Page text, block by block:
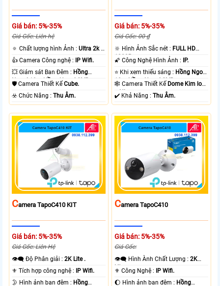
Giá bán: 5%-35%
Giá Gốc: Liên hệ
🔅 Chất lượng hình Ảnh :Ultra 2k +
.
👍 Camera Công nghệ :
IP Wifi.
💥 Giám sát Ban Đêm : Hồng
Ngoại 10m Hồng Ngoại SMD.
🛡 Camera Thiết KếCube.
️☣️ Chức Năng :Thu Âm.
Giá bán: 5%-35%
Giá Gốc: 00 ₫
🔆 Hình Ảnh Sắc nét : FULL HD
1080P .
🌠 Công Nghệ Hình Ảnh :
IP.
⭐ Khi xem thiếu sáng : Hồng Ngoại
10m Hồng Ngoại SMD.
🕸️ Camera Thiết Kế Dome Kim loại
+ Nhựa.
️✔️ Khả Năng :Thu Âm.
CAmera TapoC410 KIT
Giá bán: 5%-35%
Giá Gốc: Liên Hệ
👁️‍🗨 Độ Phân giải :2K Lite .
⚜️ Tích hợp công nghệ :
IP Wifi.
🌛 Hình ảnh ban đêm : Hồng
CAmera TapoC410
Giá bán: 5%-35%
Giá Gốc:
👁️‍🗨 Hình Ành Chất Lượng :2K
Lite .
⚜️ Công Nghệ :
IP Wifi.
🌔 Hình ảnh ban đêm : Hồng